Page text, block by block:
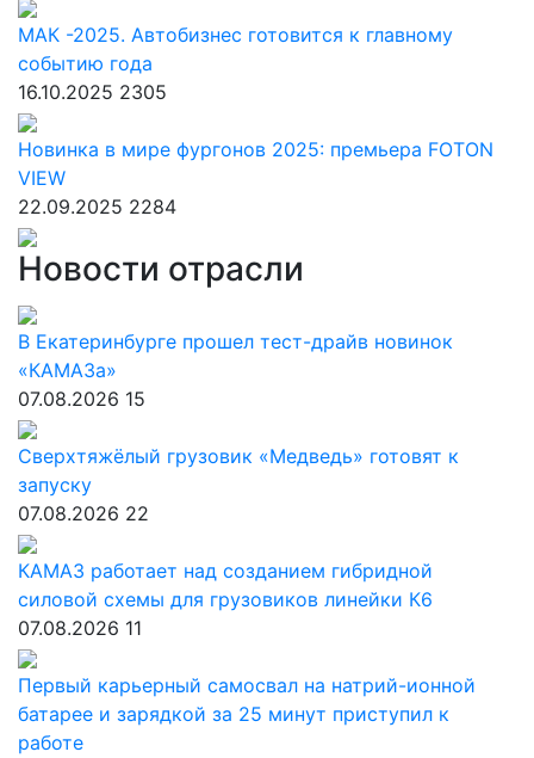
МАК -2025. Автобизнес готовится к главному
событию года
16.10.2025 2305
Новинка в мире фургонов 2025: премьера FOTON
VIEW
22.09.2025 2284
Новости отрасли
В Екатеринбурге прошел тест-драйв новинок
«КАМАЗа»
07.08.2026 15
Сверхтяжёлый грузовик «Медведь» готовят к
запуску
07.08.2026 22
КАМАЗ работает над созданием гибридной
силовой схемы для грузовиков линейки К6
07.08.2026 11
Первый карьерный самосвал на натрий-ионной
батарее и зарядкой за 25 минут приступил к
работе